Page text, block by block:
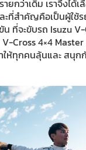
ายกว่าเดิม เราจึงไ
ที่สำคัญคือเป็นผู้ใช้ร
ที่จะขับรถ Isuzu V-
Cross 4×4
ำให้ทุกคนลุ้นและ สนุ